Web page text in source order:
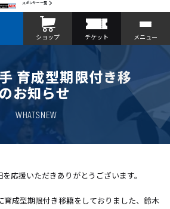
スポンサー一覧
ショップ チケット メニュー
育成型期限付き移
お知らせ
WHATSNEW
応援いただきありがとうございます。
育成型期限付き移籍をしておりました、鈴木